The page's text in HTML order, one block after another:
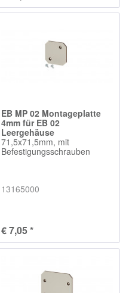
EB MP 02 Montageplatte
4mm für EB 02
Leergehäuse
71,5x71,5mm, mit
Befestigungsschrauben
13165000
€ 7,05 *